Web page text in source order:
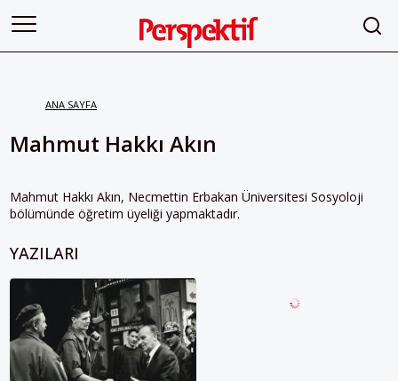
ANA SAYFA
Mahmut Hakkı Akın
Mahmut Hakkı Akın, Necmettin Erbakan Üniversitesi Sosyoloji
bölümünde öğretim üyeliği yapmaktadır.
YAZILARI